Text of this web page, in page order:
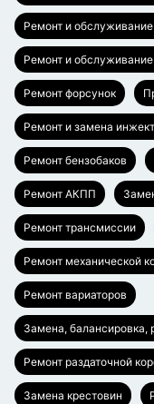
Ремонт и
Ремонт и
Ремонт форсунок
Ремонт и замена
Ремонт бензобаков
Ремонт АКПП
Ремонт трансмиссии
Ремонт механической
Ремонт вариаторов
Замена, балансировка,
Ремонт раздаточной
Замена крестовин